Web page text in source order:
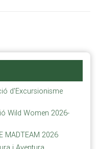
d'Excursionisme
Wild Women 2026-
MADTEAM 2026